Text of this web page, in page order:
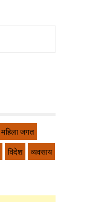
महिला जगत
विदेश
व्यवसाय